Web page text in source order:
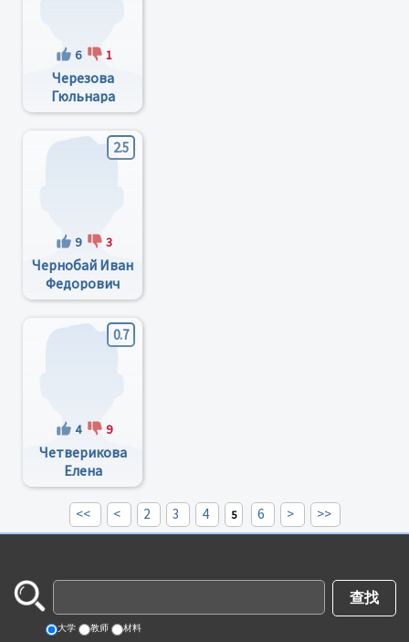
6 1
Черезова
Гюльнара
Анверовна
2.5
9 3
Чернобай Иван
Федорович
0.7
4 9
Четверикова
Елена
Роальдовна
<< < 2 3 4 5 6 > >>
大学 教师 材料